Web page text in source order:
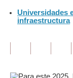
Opinión
Pregunta de hoy
Blogs
Universidades
infraestructura